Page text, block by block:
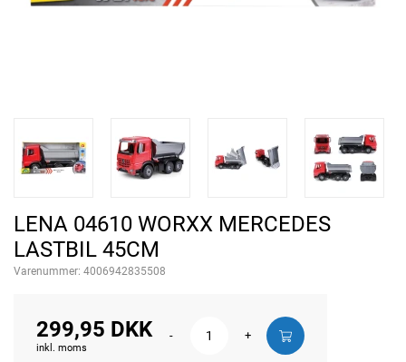
LENA 04610 WORXX MERCEDES
LASTBIL 45CM
Varenummer: 4006942835508
299,95 DKK
inkl. moms
- +